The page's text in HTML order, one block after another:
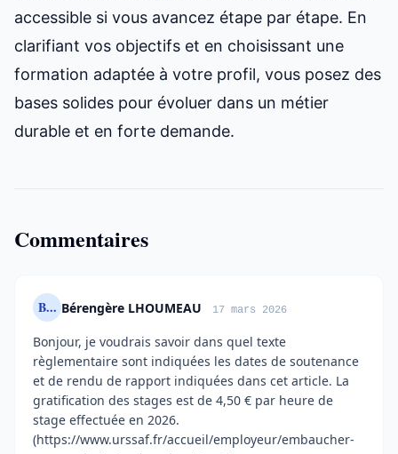
accessible si vous avancez étape par étape. En
clarifiant vos objectifs et en choisissant une
formation adaptée à votre profil, vous posez des
bases solides pour évoluer dans un métier
durable et en forte demande.
Commentaires
B... Bérengère LHOUMEAU 17 mars 2026
Bonjour, je voudrais savoir dans quel texte
règlementaire sont indiquées les dates de soutenance
et de rendu de rapport indiquées dans cet article. La
gratification des stages est de 4,50 € par heure de
stage effectuée en 2026.
(https://www.urssaf.fr/accueil/employeur/embaucher-